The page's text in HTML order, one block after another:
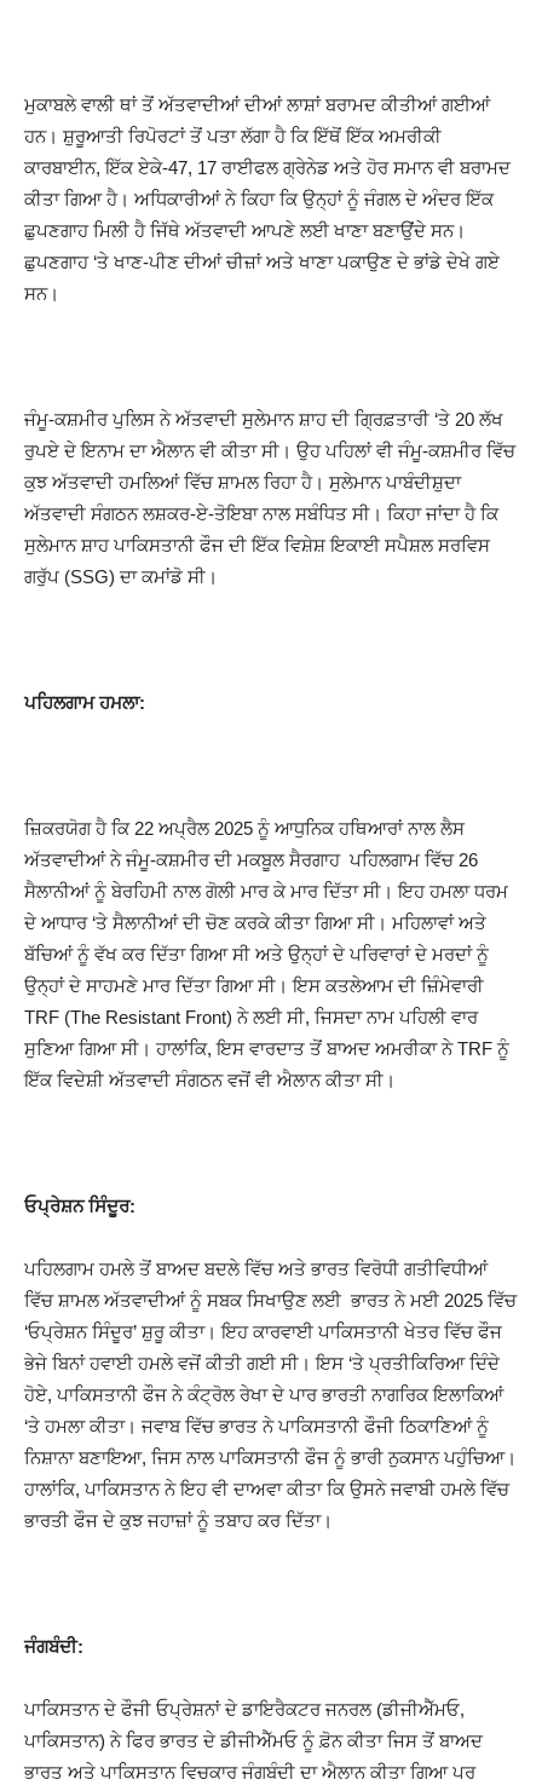
ਮੁਕਾਬਲੇ ਵਾਲੀ ਥਾਂ ਤੋਂ ਅੱਤਵਾਦੀਆਂ ਦੀਆਂ ਲਾਸ਼ਾਂ ਬਰਾਮਦ ਕੀਤੀਆਂ ਗਈਆਂ
ਹਨ। ਸ਼ੁਰੂਆਤੀ ਰਿਪੋਰਟਾਂ ਤੋਂ ਪਤਾ ਲੱਗਾ ਹੈ ਕਿ ਇੱਥੋਂ ਇੱਕ ਅਮਰੀਕੀ
ਕਾਰਬਾਈਨ, ਇੱਕ ਏਕੇ-47, 17 ਰਾਈਫਲ ਗ੍ਰੇਨੇਡ ਅਤੇ ਹੋਰ ਸਮਾਨ ਵੀ ਬਰਾਮਦ
ਕੀਤਾ ਗਿਆ ਹੈ। ਅਧਿਕਾਰੀਆਂ ਨੇ ਕਿਹਾ ਕਿ ਉਨ੍ਹਾਂ ਨੂੰ ਜੰਗਲ ਦੇ ਅੰਦਰ ਇੱਕ
ਛੁਪਣਗਾਹ ਮਿਲੀ ਹੈ ਜਿੱਥੇ ਅੱਤਵਾਦੀ ਆਪਣੇ ਲਈ ਖਾਣਾ ਬਣਾਉਂਦੇ ਸਨ।
ਛੁਪਣਗਾਹ ‘ਤੇ ਖਾਣ-ਪੀਣ ਦੀਆਂ ਚੀਜ਼ਾਂ ਅਤੇ ਖਾਣਾ ਪਕਾਉਣ ਦੇ ਭਾਂਡੇ ਦੇਖੇ ਗਏ
ਸਨ।
ਜੰਮੂ-ਕਸ਼ਮੀਰ ਪੁਲਿਸ ਨੇ ਅੱਤਵਾਦੀ ਸੁਲੇਮਾਨ ਸ਼ਾਹ ਦੀ ਗ੍ਰਿਫ਼ਤਾਰੀ ‘ਤੇ 20 ਲੱਖ
ਰੁਪਏ ਦੇ ਇਨਾਮ ਦਾ ਐਲਾਨ ਵੀ ਕੀਤਾ ਸੀ। ਉਹ ਪਹਿਲਾਂ ਵੀ ਜੰਮੂ-ਕਸ਼ਮੀਰ ਵਿੱਚ
ਕੁਝ ਅੱਤਵਾਦੀ ਹਮਲਿਆਂ ਵਿੱਚ ਸ਼ਾਮਲ ਰਿਹਾ ਹੈ। ਸੁਲੇਮਾਨ ਪਾਬੰਦੀਸ਼ੁਦਾ
ਅੱਤਵਾਦੀ ਸੰਗਠਨ ਲਸ਼ਕਰ-ਏ-ਤੋਇਬਾ ਨਾਲ ਸਬੰਧਿਤ ਸੀ। ਕਿਹਾ ਜਾਂਦਾ ਹੈ ਕਿ
ਸੁਲੇਮਾਨ ਸ਼ਾਹ ਪਾਕਿਸਤਾਨੀ ਫੌਜ ਦੀ ਇੱਕ ਵਿਸ਼ੇਸ਼ ਇਕਾਈ ਸਪੈਸ਼ਲ ਸਰਵਿਸ
ਗਰੁੱਪ (SSG) ਦਾ ਕਮਾਂਡੋ ਸੀ।
ਪਹਿਲਗਾਮ ਹਮਲਾ:
ਜ਼ਿਕਰਯੋਗ ਹੈ ਕਿ 22 ਅਪ੍ਰੈਲ 2025 ਨੂੰ ਆਧੁਨਿਕ ਹਥਿਆਰਾਂ ਨਾਲ ਲੈਸ
ਅੱਤਵਾਦੀਆਂ ਨੇ ਜੰਮੂ-ਕਸ਼ਮੀਰ ਦੀ ਮਕਬੂਲ ਸੈਰਗਾਹ ਪਹਿਲਗਾਮ ਵਿੱਚ 26
ਸੈਲਾਨੀਆਂ ਨੂੰ ਬੇਰਹਿਮੀ ਨਾਲ ਗੋਲੀ ਮਾਰ ਕੇ ਮਾਰ ਦਿੱਤਾ ਸੀ। ਇਹ ਹਮਲਾ ਧਰਮ
ਦੇ ਆਧਾਰ ‘ਤੇ ਸੈਲਾਨੀਆਂ ਦੀ ਚੋਣ ਕਰਕੇ ਕੀਤਾ ਗਿਆ ਸੀ। ਮਹਿਲਾਵਾਂ ਅਤੇ
ਬੱਚਿਆਂ ਨੂੰ ਵੱਖ ਕਰ ਦਿੱਤਾ ਗਿਆ ਸੀ ਅਤੇ ਉਨ੍ਹਾਂ ਦੇ ਪਰਿਵਾਰਾਂ ਦੇ ਮਰਦਾਂ ਨੂੰ
ਉਨ੍ਹਾਂ ਦੇ ਸਾਹਮਣੇ ਮਾਰ ਦਿੱਤਾ ਗਿਆ ਸੀ। ਇਸ ਕਤਲੇਆਮ ਦੀ ਜ਼ਿੰਮੇਵਾਰੀ
TRF (The Resistant Front) ਨੇ ਲਈ ਸੀ, ਜਿਸਦਾ ਨਾਮ ਪਹਿਲੀ ਵਾਰ
ਸੁਣਿਆ ਗਿਆ ਸੀ। ਹਾਲਾਂਕਿ, ਇਸ ਵਾਰਦਾਤ ਤੋਂ ਬਾਅਦ ਅਮਰੀਕਾ ਨੇ TRF ਨੂੰ
ਇੱਕ ਵਿਦੇਸ਼ੀ ਅੱਤਵਾਦੀ ਸੰਗਠਨ ਵਜੋਂ ਵੀ ਐਲਾਨ ਕੀਤਾ ਸੀ।
ਓਪ੍ਰੇਸ਼ਨ ਸਿੰਦੂਰ:
ਪਹਿਲਗਾਮ ਹਮਲੇ ਤੋਂ ਬਾਅਦ ਬਦਲੇ ਵਿੱਚ ਅਤੇ ਭਾਰਤ ਵਿਰੋਧੀ ਗਤੀਵਿਧੀਆਂ
ਵਿੱਚ ਸ਼ਾਮਲ ਅੱਤਵਾਦੀਆਂ ਨੂੰ ਸਬਕ ਸਿਖਾਉਣ ਲਈ ਭਾਰਤ ਨੇ ਮਈ 2025 ਵਿੱਚ
‘ਓਪ੍ਰੇਸ਼ਨ ਸਿੰਦੂਰ’ ਸ਼ੁਰੂ ਕੀਤਾ। ਇਹ ਕਾਰਵਾਈ ਪਾਕਿਸਤਾਨੀ ਖੇਤਰ ਵਿੱਚ ਫੌਜ
ਭੇਜੇ ਬਿਨਾਂ ਹਵਾਈ ਹਮਲੇ ਵਜੋਂ ਕੀਤੀ ਗਈ ਸੀ। ਇਸ ‘ਤੇ ਪ੍ਰਤੀਕਿਰਿਆ ਦਿੰਦੇ
ਹੋਏ, ਪਾਕਿਸਤਾਨੀ ਫੌਜ ਨੇ ਕੰਟ੍ਰੋਲ ਰੇਖਾ ਦੇ ਪਾਰ ਭਾਰਤੀ ਨਾਗਰਿਕ ਇਲਾਕਿਆਂ
‘ਤੇ ਹਮਲਾ ਕੀਤਾ। ਜਵਾਬ ਵਿੱਚ ਭਾਰਤ ਨੇ ਪਾਕਿਸਤਾਨੀ ਫੌਜੀ ਠਿਕਾਣਿਆਂ ਨੂੰ
ਨਿਸ਼ਾਨਾ ਬਣਾਇਆ, ਜਿਸ ਨਾਲ ਪਾਕਿਸਤਾਨੀ ਫੌਜ ਨੂੰ ਭਾਰੀ ਨੁਕਸਾਨ ਪਹੁੰਚਿਆ।
ਹਾਲਾਂਕਿ, ਪਾਕਿਸਤਾਨ ਨੇ ਇਹ ਵੀ ਦਾਅਵਾ ਕੀਤਾ ਕਿ ਉਸਨੇ ਜਵਾਬੀ ਹਮਲੇ ਵਿੱਚ
ਭਾਰਤੀ ਫੌਜ ਦੇ ਕੁਝ ਜਹਾਜ਼ਾਂ ਨੂੰ ਤਬਾਹ ਕਰ ਦਿੱਤਾ।
ਜੰਗਬੰਦੀ:
ਪਾਕਿਸਤਾਨ ਦੇ ਫੌਜੀ ਓਪ੍ਰੇਸ਼ਨਾਂ ਦੇ ਡਾਇਰੈਕਟਰ ਜਨਰਲ (ਡੀਜੀਐੱਮਓ,
ਪਾਕਿਸਤਾਨ) ਨੇ ਫਿਰ ਭਾਰਤ ਦੇ ਡੀਜੀਐੱਮਓ ਨੂੰ ਫ਼ੋਨ ਕੀਤਾ ਜਿਸ ਤੋਂ ਬਾਅਦ
ਭਾਰਤ ਅਤੇ ਪਾਕਿਸਤਾਨ ਵਿਚਕਾਰ ਜੰਗਬੰਦੀ ਦਾ ਐਲਾਨ ਕੀਤਾ ਗਿਆ ਪਰ